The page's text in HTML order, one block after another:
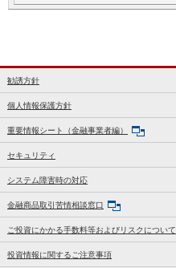
勧誘方針
個人情報保護方針
重要情報シート（金融事業者編）
セキュリティ
システム障害時の対応
金融商品取引苦情相談窓口
ご投資にかかる手数料等およびリスクについて
投資情報に関するご注意事項